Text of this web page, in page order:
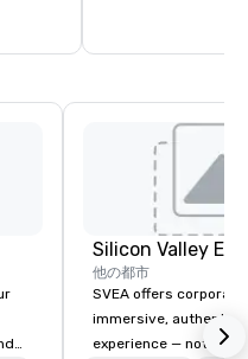
他の都市
SVEA offers
immersive, authentic
experience — not a